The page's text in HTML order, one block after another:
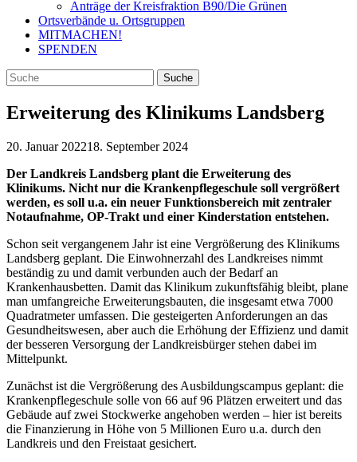
Anträge der Kreisfraktion B90/Die Grünen
Ortsverbände u. Ortsgruppen
MITMACHEN!
SPENDEN
Erweiterung des Klinikums Landsberg
20. Januar 202218. September 2024
Der Landkreis Landsberg plant die Erweiterung des
Klinikums. Nicht nur die Krankenpflegeschule soll vergrößert
werden, es soll u.a. ein neuer Funktionsbereich mit zentraler
Notaufnahme, OP-Trakt und einer Kinderstation entstehen.
Schon seit vergangenem Jahr ist eine Vergrößerung des Klinikums
Landsberg geplant. Die Einwohnerzahl des Landkreises nimmt
beständig zu und damit verbunden auch der Bedarf an
Krankenhausbetten. Damit das Klinikum zukunftsfähig bleibt, plane
man umfangreiche Erweiterungsbauten, die insgesamt etwa 7000
Quadratmeter umfassen. Die gesteigerten Anforderungen an das
Gesundheitswesen, aber auch die Erhöhung der Effizienz und damit
der besseren Versorgung der Landkreisbürger stehen dabei im
Mittelpunkt.
Zunächst ist die Vergrößerung des Ausbildungscampus geplant: die
Krankenpflegeschule solle von 66 auf 96 Plätzen erweitert und das
Gebäude auf zwei Stockwerke angehoben werden – hier ist bereits
die Finanzierung in Höhe von 5 Millionen Euro u.a. durch den
Landkreis und den Freistaat gesichert.